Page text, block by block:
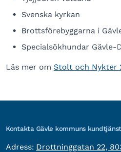
Svenska kyrkan
Brottsförebyggarna i
Specialsökhundar Gävle-
Läs mer om Stolt och Nykter
Kontakta Gävle kommuns kundtjänst
Adress: besöksadress:
Drottninggatan 22,